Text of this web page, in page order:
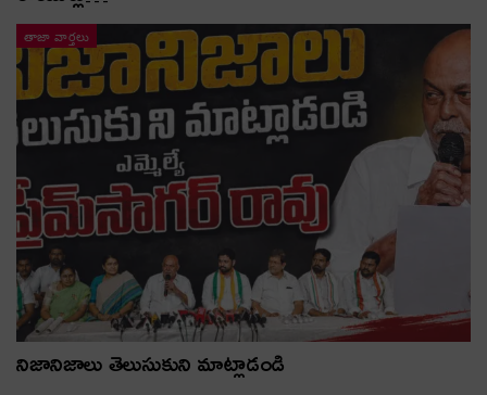
తాజా వార్తలు
నిజానిజాలు తెలుసుకుని మాట్లాడండి